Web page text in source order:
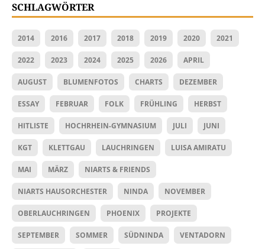
SCHLAGWÖRTER
2014 2016 2017 2018 2019 2020 2021
2022 2023 2024 2025 2026 APRIL
AUGUST BLUMENFOTOS CHARTS DEZEMBER
ESSAY FEBRUAR FOLK FRÜHLING HERBST
HITLISTE HOCHRHEIN-GYMNASIUM JULI JUNI
KGT KLETTGAU LAUCHRINGEN LUISA AMIRATU
MAI MÄRZ NIARTS & FRIENDS
NIARTS HAUSORCHESTER NINDA NOVEMBER
OBERLAUCHRINGEN PHOENIX PROJEKTE
SEPTEMBER SOMMER SÜDNINDA VENTADORN